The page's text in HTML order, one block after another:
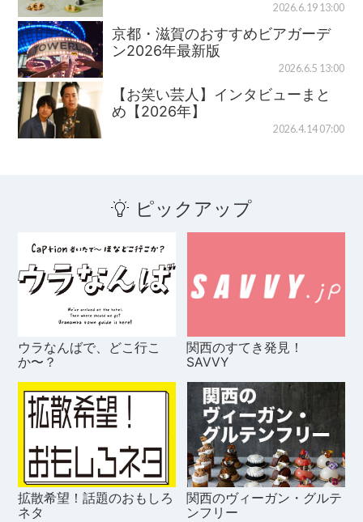
2026.6.19 13:00
京都・滋賀のおすすめビアガーデ
ン2026年最新版
2026.6.5 13:00
【お笑い芸人】インタビューまと
め【2026年】
2026.4.14 07:00
ピックアップ
ウラなんばで、どこ行こ
か〜？
関西のすてき発見！
SAVVY
拡散希望！話題のおもしろ
ネタ
関西のヴィーガン・グルテ
ンフリー